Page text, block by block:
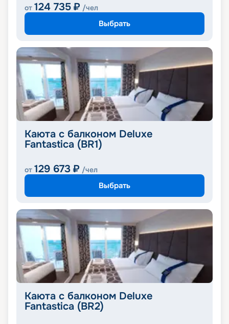
от 124 735 ₽ /чел
Выбрать
Каюта с балконом Deluxe
Fantastica (BR1)
от 129 673 ₽ /чел
Выбрать
Каюта с балконом Deluxe
Fantastica (BR2)